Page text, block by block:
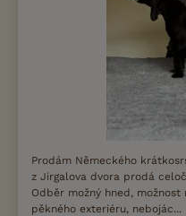
Prodám Německého
z Jirgalova dvora prodá
Odběr možný hned, možnost
pěkného exteriéru, nebojác...